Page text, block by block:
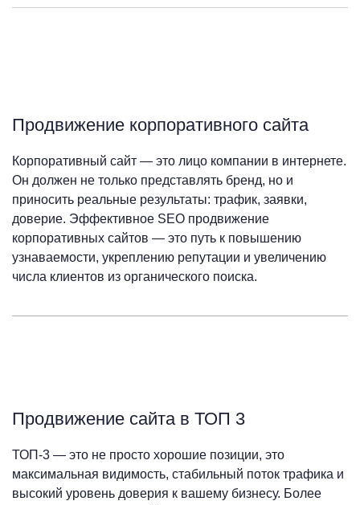
Продвижение корпоративного сайта
Корпоративный сайт — это лицо компании в интернете.
Он должен не только представлять бренд, но и
приносить реальные результаты: трафик, заявки,
доверие. Эффективное SEO продвижение
корпоративных сайтов — это путь к повышению
узнаваемости, укреплению репутации и увеличению
числа клиентов из органического поиска.
Продвижение сайта в ТОП 3
ТОП-3 — это не просто хорошие позиции, это
максимальная видимость, стабильный поток трафика и
высокий уровень доверия к вашему бизнесу. Более